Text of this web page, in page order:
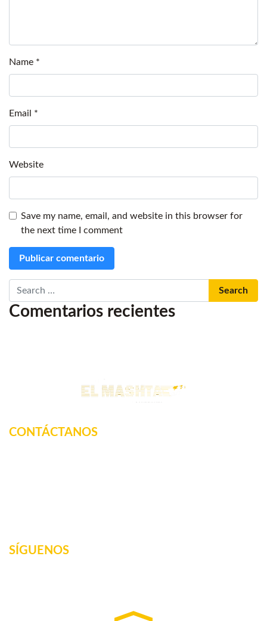
Name *
Email *
Website
Save my name, email, and website in this browser for
the next time I comment
Search
Comentarios recientes
CONTÁCTANOS
SÍGUENOS